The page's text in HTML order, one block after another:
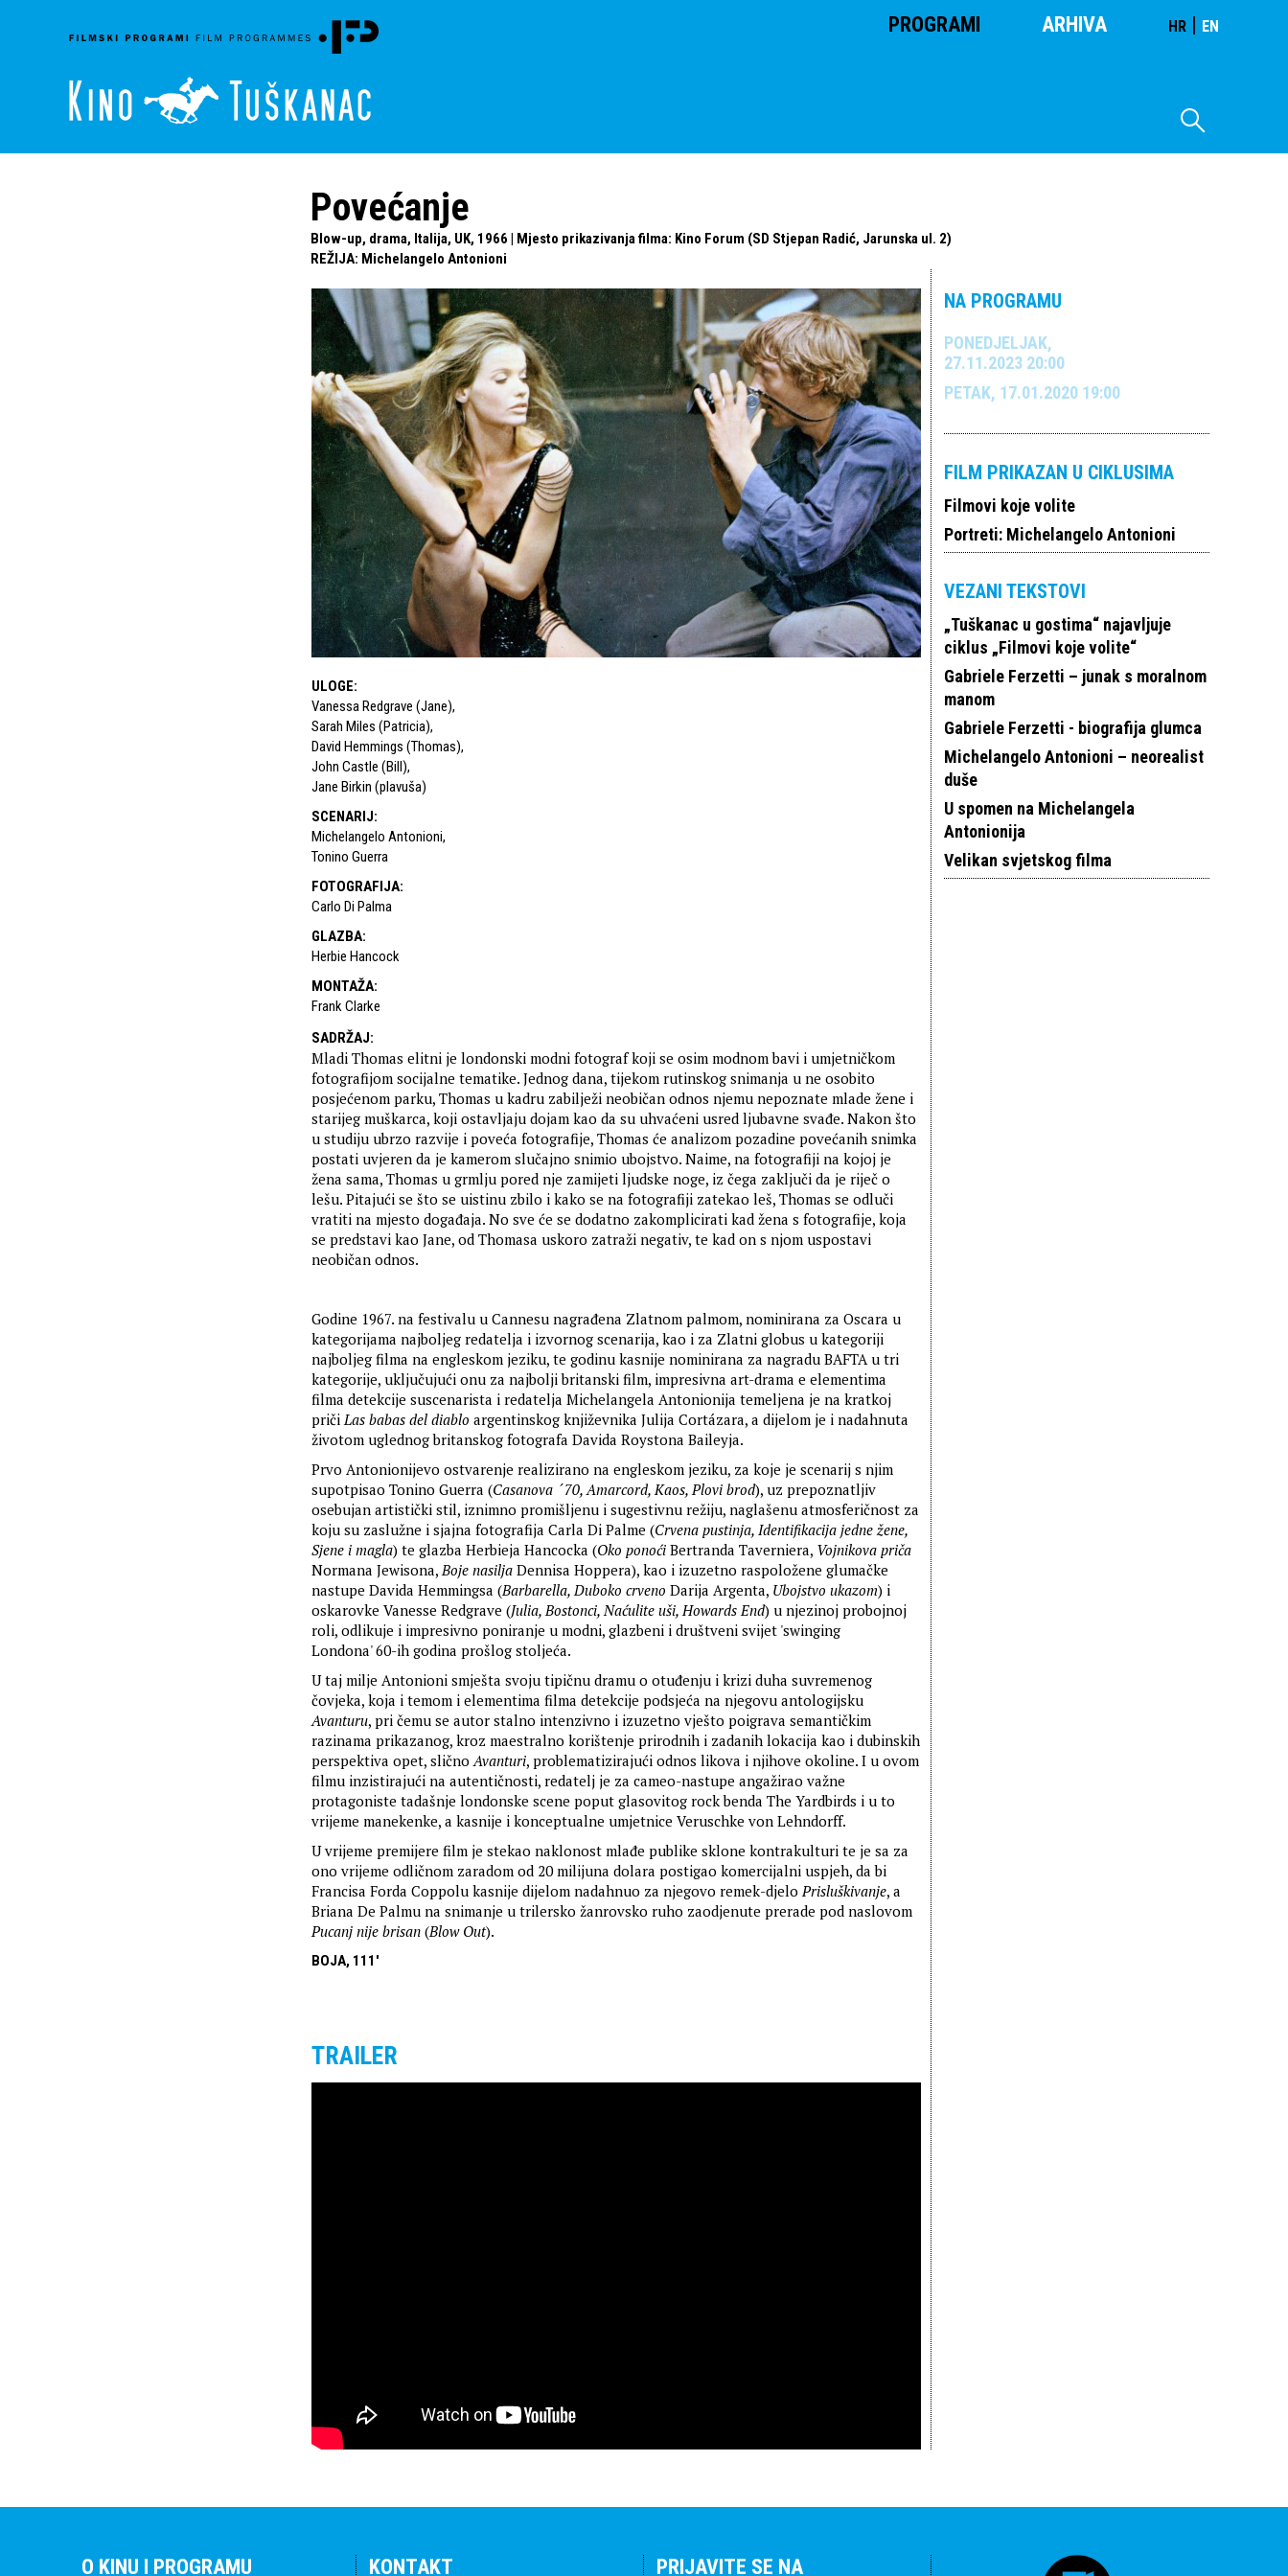
PROGRAMI ARHIVA HR | EN
Povećanje
Blow-up, drama, Italija, UK, 1966 | Mjesto prikazivanja filma: Kino Forum (SD Stjepan Radić, Jarunska ul. 2)
REŽIJA: Michelangelo Antonioni
ULOGE:
Vanessa Redgrave (Jane),
Sarah Miles (Patricia),
David Hemmings (Thomas),
John Castle (Bill),
Jane Birkin (plavuša)
SCENARIJ:
Michelangelo Antonioni,
Tonino Guerra
FOTOGRAFIJA:
Carlo Di Palma
GLAZBA:
Herbie Hancock
MONTAŽA:
Frank Clarke
SADRŽAJ:
Mladi Thomas elitni je londonski modni fotograf koji se osim modnom bavi i umjetničkom
fotografijom socijalne tematike. Jednog dana, tijekom rutinskog snimanja u ne osobito
posjećenom parku, Thomas u kadru zabilježi neobičan odnos njemu nepoznate mlade žene i
starijeg muškarca, koji ostavljaju dojam kao da su uhvaćeni usred ljubavne svađe. Nakon što
u studiju ubrzo razvije i poveća fotografije, Thomas će analizom pozadine povećanih snimka
postati uvjeren da je kamerom slučajno snimio ubojstvo. Naime, na fotografiji na kojoj je
žena sama, Thomas u grmlju pored nje zamijeti ljudske noge, iz čega zaključi da je riječ o
lešu. Pitajući se što se uistinu zbilo i kako se na fotografiji zatekao leš, Thomas se odluči
vratiti na mjesto događaja. No sve će se dodatno zakomplicirati kad žena s fotografije, koja
se predstavi kao Jane, od Thomasa uskoro zatraži negativ, te kad on s njom uspostavi
neobičan odnos.
Godine 1967. na festivalu u Cannesu nagrađena Zlatnom palmom, nominirana za Oscara u
kategorijama najboljeg redatelja i izvornog scenarija, kao i za Zlatni globus u kategoriji
najboljeg filma na engleskom jeziku, te godinu kasnije nominirana za nagradu BAFTA u tri
kategorije, uključujući onu za najbolji britanski film, impresivna art-drama e elementima
filma detekcije suscenarista i redatelja Michelangela Antonionija temeljena je na kratkoj
pričiLas babas del diablo argentinskog književnika Julija Cortázara, a dijelom je i nadahnuta
životom uglednog britanskog fotografa Davida Roystona Baileyja.
Prvo Antonionijevo ostvarenje realizirano na engleskom jeziku, za koje je scenarij s njim
supotpisao Tonino Guerra (Casanova ´70, Amarcord, Kaos, Plovi brod), uz prepoznatljiv
osebujan artistički stil, iznimno promišljenu i sugestivnu režiju, naglašenu atmosferičnost za
koju su zaslužne i sjajna fotografija Carla Di Palme (Crvena pustinja, Identifikacija jedne žene,
Sjene i magla) te glazba Herbieja Hancocka (Oko ponoći Bertranda Taverniera, Vojnikova priča
Normana Jewisona,Boje nasilja Dennisa Hoppera), kao i izuzetno raspoložene glumačke
nastupe Davida Hemmingsa (Barbarella, Duboko crveno Darija Argenta, Ubojstvo ukazom) i
oskarovke Vanesse Redgrave (Julia, Bostonci, Naćulite uši, Howards End) u njezinoj probojnoj
roli, odlikuje i impresivno poniranje u modni, glazbeni i društveni svijet 'swinging
Londona' 60-ih godina prošlog stoljeća.
U taj milje Antonioni smješta svoju tipičnu dramu o otuđenju i krizi duha suvremenog
čovjeka, koja i temom i elementima filma detekcije podsjeća na njegovu antologijsku
Avanturu, pri čemu se autor stalno intenzivno i izuzetno vješto poigrava semantičkim
razinama prikazanog, kroz maestralno korištenje prirodnih i zadanih lokacija kao i dubinskih
perspektiva opet, sličnoAvanturi, problematizirajući odnos likova i njihove okoline. I u ovom
filmu inzistirajući na autentičnosti, redatelj je za cameo-nastupe angažirao važne
protagoniste tadašnje londonske scene poput glasovitog rock benda The Yardbirds i u to
vrijeme manekenke, a kasnije i konceptualne umjetnice Veruschke von Lehndorff.
U vrijeme premijere film je stekao naklonost mlađe publike sklone kontrakulturi te je sa za
ono vrijeme odličnom zaradom od 20 milijuna dolara postigao komercijalni uspjeh, da bi
Francisa Forda Coppolu kasnije dijelom nadahnuo za njegovo remek-djeloPrisluškivanje, a
Briana De Palmu na snimanje u trilersko žanrovsko ruho zaodjenute prerade pod naslovom
Pucanj nije brisan (Blow Out).
BOJA, 111'
TRAILER
NA PROGRAMU
PONEDJELJAK,
27.11.2023 20:00
PETAK, 17.01.2020 19:00
FILM PRIKAZAN U CIKLUSIMA
Filmovi koje volite
Portreti: Michelangelo Antonioni
VEZANI TEKSTOVI
„Tuškanac u gostima“ najavljuje
ciklus „Filmovi koje volite“
Gabriele Ferzetti – junak s moralnom
manom
Gabriele Ferzetti - biografija glumca
Michelangelo Antonioni – neorealist
duše
U spomen na Michelangela
Antonionija
Velikan svjetskog filma
O KINU I PROGRAMU KONTAKT PRIJAVITE SE NA